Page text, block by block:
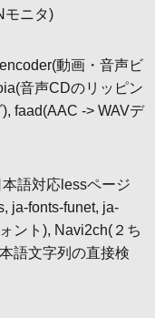
モニタ)
動画・音声ビ
音声CDのリッピン
faad(AAC -> WAVデ
語対応lessページ
ja-fonts-funet, ja-
ント), Navi2ch(２ち
語文字列の直接検